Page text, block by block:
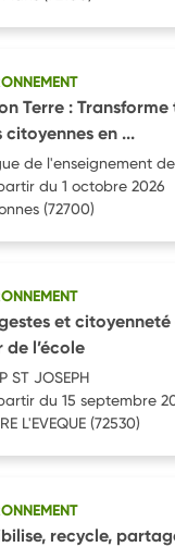
Terre : Transforme
citoyennes en ...
de l'enseignement
du 1 octobre 2026
(72700)
et citoyenneté
l’école
ST JOSEPH
du 15 septembre
L'EVEQUE (72530)
recycle,